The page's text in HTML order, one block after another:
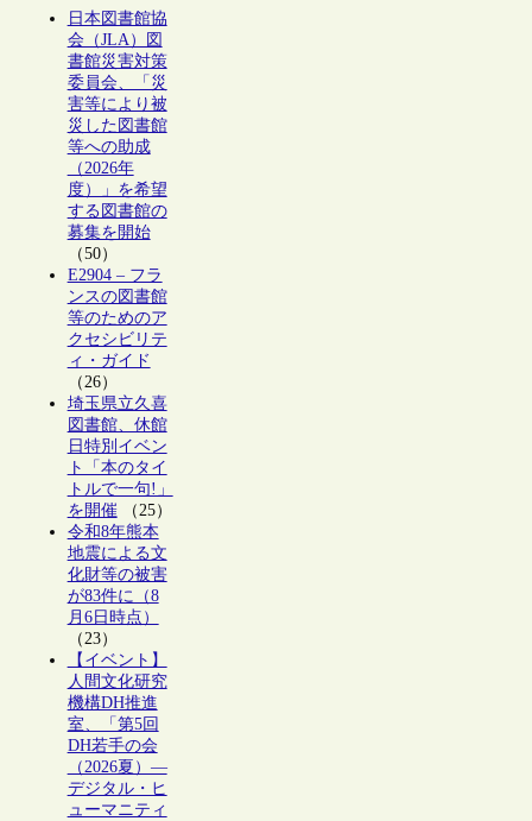
日本図書館協
会（JLA）図
書館災害対策
委員会、「災
害等により被
災した図書館
等への助成
（2026年
度）」を希望
する図書館の
募集を開始
（50）
E2904 – フラ
ンスの図書館
等のためのア
クセシビリテ
ィ・ガイド
（26）
埼玉県立久喜
図書館、休館
日特別イベン
ト「本のタイ
トルで一句!」
を開催（25）
令和8年熊本
地震による文
化財等の被害
が83件に（8
月6日時点）
（23）
【イベント】
人間文化研究
機構DH推進
室、「第5回
DH若手の会
（2026夏）―
デジタル・ヒ
ューマニティ